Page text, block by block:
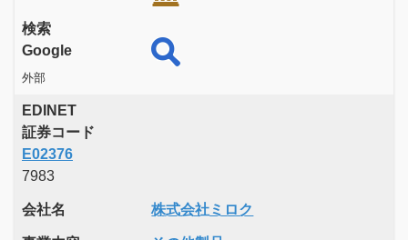
検索
Google
外部
EDINET
証券コード
E02376
7983
会社名 株式会社ミロク